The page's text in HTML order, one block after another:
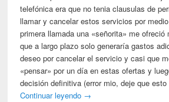
telefónica era que no tenia clausulas de
llamar y cancelar estos servicios por
primera llamada una «señorita» me ofreció
que a largo plazo solo generaría gastos
deseo por cancelar el servicio y casi que
«pensar» por un día en estas ofertas y
decisión definitiva (error mio, deje que esto
Continuar leyendo →